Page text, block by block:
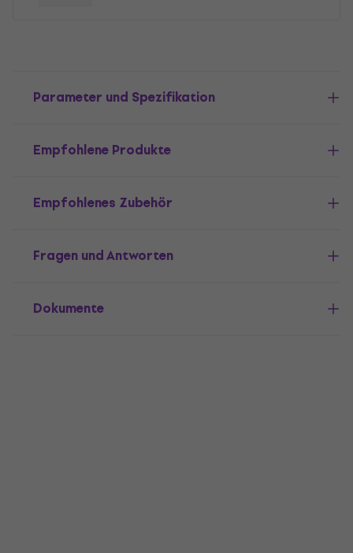
Parameter und Spezifikation
Empfohlene Produkte
Empfohlenes Zubehör
Fragen und Antworten
Dokumente